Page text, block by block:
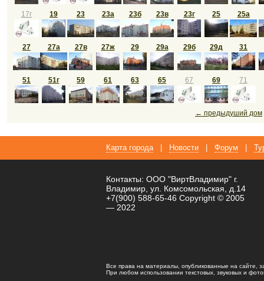
17г 19 23 23а 23б 23в 23г 25 25а
27 27а 27в 27ж 29 29а 29б 29д 31
51 51г 59 61 63 65 67 69 71
← предыдуший дом
Карта города Новости Форум
Контакты: ООО "ВиртВладимир" г.
Владимир, ул. Комсомольская, д.14
+7(900) 588-65-46 Copyright © 2005
— 2022
Все права на материалы, опубликованные на сайте,
При любом использовании текстовых, звуковых и